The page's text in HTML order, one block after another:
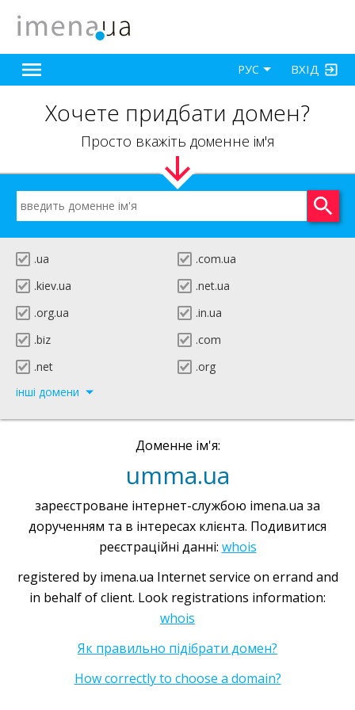
ВХІД
РУС
Хочете придбати домен?
Просто вкажіть доменне ім'я
.ua
.com.ua
.kiev.ua
.net.ua
.org.ua
.in.ua
.biz
.com
.net
.org
інші домени
Доменне ім'я:
umma.ua
зареєстроване інтернет-службою imena.ua за
дорученням та в інтересах клієнта. Подивитися
реєстраційні данні: whois
registered by imena.ua Internet service on errand and
in behalf of client. Look registrations information:
whois
Як правильно підібрати домен?
How correctly to choose a domain?